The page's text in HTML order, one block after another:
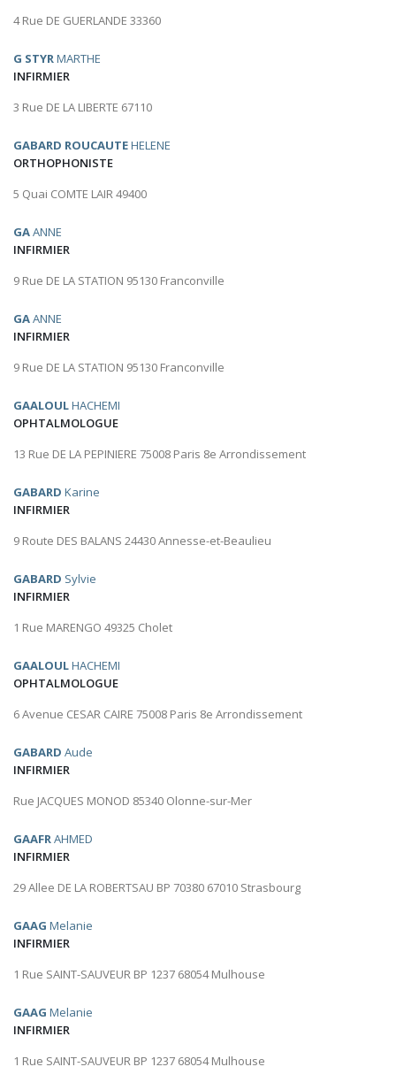
4 Rue DE GUERLANDE 33360
G STYRMARTHE
INFIRMIER
3 Rue DE LA LIBERTE 67110
GABARD ROUCAUTEHELENE
ORTHOPHONISTE
5 Quai COMTE LAIR 49400
GAANNE
INFIRMIER
9 Rue DE LA STATION 95130 Franconville
GAANNE
INFIRMIER
9 Rue DE LA STATION 95130 Franconville
GAALOULHACHEMI
OPHTALMOLOGUE
13 Rue DE LA PEPINIERE 75008 Paris 8e Arrondissement
GABARD Karine
INFIRMIER
9 Route DES BALANS 24430 Annesse-et-Beaulieu
GABARD Sylvie
INFIRMIER
1 Rue MARENGO 49325 Cholet
GAALOULHACHEMI
OPHTALMOLOGUE
6 Avenue CESAR CAIRE 75008 Paris 8e Arrondissement
GABARD Aude
INFIRMIER
Rue JACQUES MONOD 85340 Olonne-sur-Mer
GAAFRAHMED
INFIRMIER
29 Allee DE LA ROBERTSAU BP 70380 67010 Strasbourg
GAAG Melanie
INFIRMIER
1 Rue SAINT-SAUVEUR BP 1237 68054 Mulhouse
GAAG Melanie
INFIRMIER
1 Rue SAINT-SAUVEUR BP 1237 68054 Mulhouse